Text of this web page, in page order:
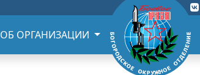
ОБ ОРГАНИЗАЦИИ